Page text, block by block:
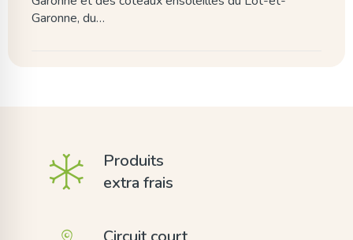
Garonne, du…
Produits
extra frais